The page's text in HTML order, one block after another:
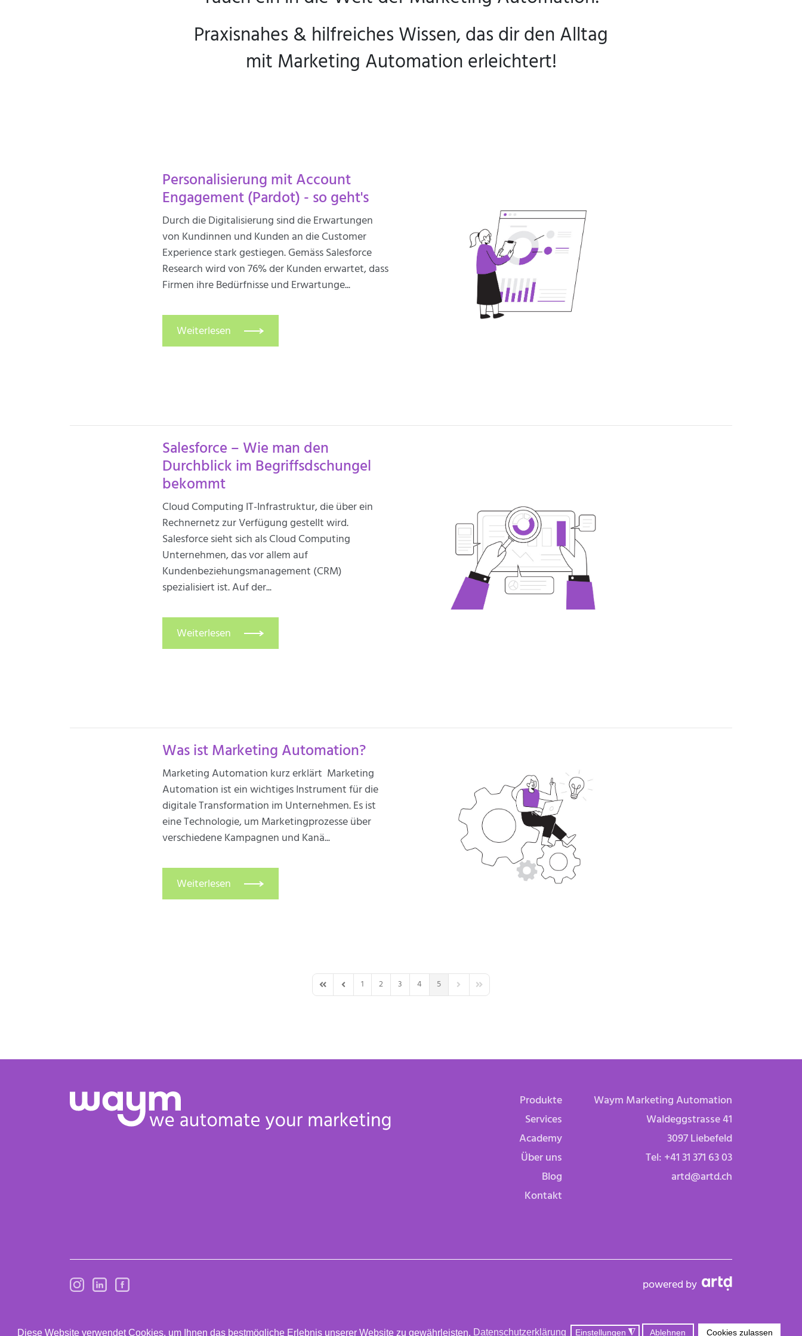
Diese Website verwendet Cookies, um Ihnen das bestmögliche Erlebnis unserer Website zu gewährleisten. Datenschutzerklärung Einstellungen ◮ Ablehnen Cookies zulassen
Praxisnahes & hilfreiches Wissen, das dir den Alltag
mit Marketing Automation erleichtert!
Personalisierung mit Account
Engagement (Pardot) - so geht's
Durch die Digitalisierung sind die Erwartungen
von Kundinnen und Kunden an die Customer
Experience stark gestiegen. Gemäss Salesforce
Research wird von 76% der Kunden erwartet, dass
Firmen ihre Bedürfnisse und Erwartunge...
Weiterlesen
Salesforce – Wie man den
Durchblick im Begriffsdschungel
bekommt
Cloud Computing IT-Infrastruktur, die über ein
Rechnernetz zur Verfügung gestellt wird.
Salesforce sieht sich als Cloud Computing
Unternehmen, das vor allem auf
Kundenbeziehungsmanagement (CRM)
spezialisiert ist. Auf der...
Weiterlesen
Was ist Marketing Automation?
Marketing Automation kurz erklärt Marketing
Automation ist ein wichtiges Instrument für die
digitale Transformation im Unternehmen. Es ist
eine Technologie, um Marketingprozesse über
verschiedene Kampagnen und Kanä...
Weiterlesen
First PagePrevious Page
1 2 3 4 5 Next PageLast Page
Produkte
Services
Academy
Über uns
Blog
Kontakt
Waym Marketing Automation
Waldeggstrasse 41
3097 Liebefeld
Tel: +41 31 371 63 03
artd@artd.ch
powered by
Made in Switzerland
Kostenloses Marketing Automation
Handbook sichern!
Erfahre am Beispiel von Toms Bike Shop